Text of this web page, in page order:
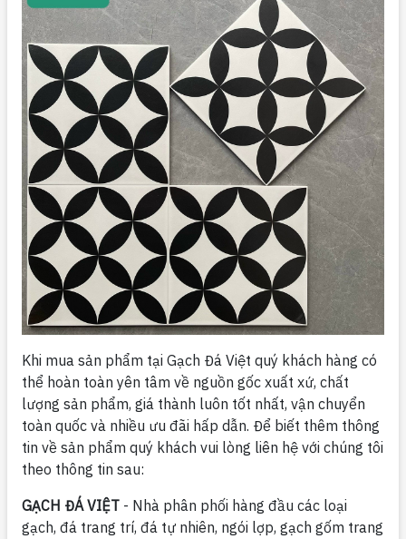
Khi mua sản phẩm tại Gạch Đá Việt quý khách hàng có
thể hoàn toàn yên tâm về nguồn gốc xuất xứ, chất
lượng sản phẩm, giá thành luôn tốt nhất, vận chuyển
toàn quốc và nhiều ưu đãi hấp dẫn. Để biết thêm thông
tin về sản phẩm quý khách vui lòng liên hệ với chúng tôi
theo thông tin sau:
GẠCH ĐÁ VIỆT - Nhà phân phối hàng đầu các loại
gạch, đá trang trí, đá tự nhiên, ngói lợp, gạch gốm trang